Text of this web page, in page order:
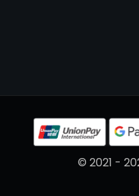
© 2021 -